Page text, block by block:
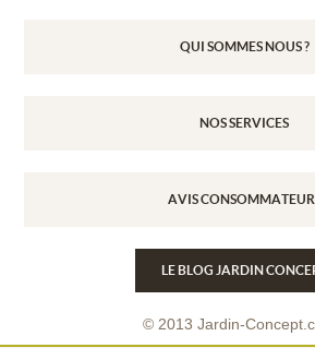
QUI SOMMES NOUS ?
NOS SERVICES
AVIS
LE BLOG JARDIN
© 2013 Jardin-